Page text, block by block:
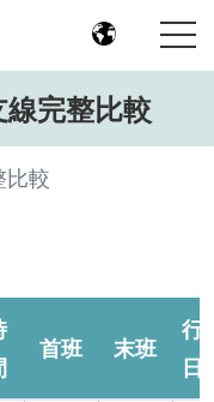
完整比較
比較
首班 末班
行
日